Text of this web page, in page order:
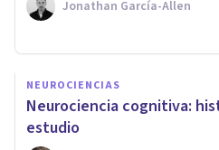
Jonathan García-Allen
NEUROCIENCIAS
Neurociencia cognitiva:
estudio